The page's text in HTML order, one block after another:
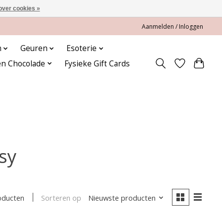
Aanmelden / Inloggen
Geuren
Esoterie
Chocolade
Fysieke Gift Cards
Sorteren op Nieuwste producten
cookies »